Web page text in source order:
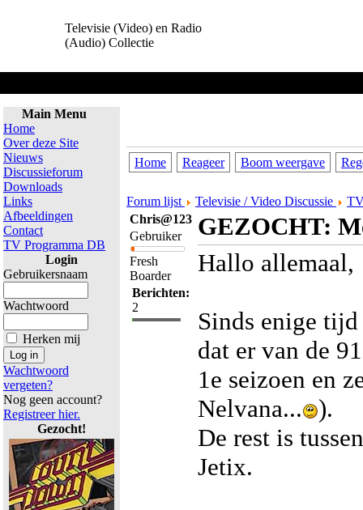
Televisie (Video) en Radio
(Audio) Collectie
Main Menu
Home
Over deze Site
Nieuws
Discussieforum
Downloads
Links
Afbeeldingen
Contact
TV Programma DB
Login
Gebruikersnaam
Wachtwoord
Herken mij
Wachtwoord
vergeten?
Nog geen account?
Registreer hier.
Gezocht!
Home Reageer Boom weergave
Forum lijst Televisie / Video Discussie
Chris@123
Gebruiker
Fresh
Boarder
Berichten:
2
GEZOCHT:
Hallo allemaal,
Sinds enige
dat er van de
1e seizoen en
Nelvana...
).
De rest is
Jetix.